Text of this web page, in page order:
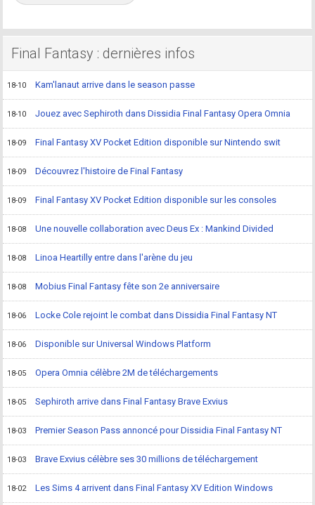
Final Fantasy : dernières infos
18-10 Kam'lanaut arrive dans le season passe
18-10 Jouez avec Sephiroth dans Dissidia Final Fantasy Opera Omnia
18-09 Final Fantasy XV Pocket Edition disponible sur Nintendo swit
18-09 Découvrez l'histoire de Final Fantasy
18-09 Final Fantasy XV Pocket Edition disponible sur les consoles
18-08 Une nouvelle collaboration avec Deus Ex : Mankind Divided
18-08 Linoa Heartilly entre dans l'arène du jeu
18-08 Mobius Final Fantasy fête son 2e anniversaire
18-06 Locke Cole rejoint le combat dans Dissidia Final Fantasy NT
18-06 Disponible sur Universal Windows Platform
18-05 Opera Omnia célèbre 2M de téléchargements
18-05 Sephiroth arrive dans Final Fantasy Brave Exvius
18-03 Premier Season Pass annoncé pour Dissidia Final Fantasy NT
18-03 Brave Exvius célèbre ses 30 millions de téléchargement
18-02 Les Sims 4 arrivent dans Final Fantasy XV Edition Windows